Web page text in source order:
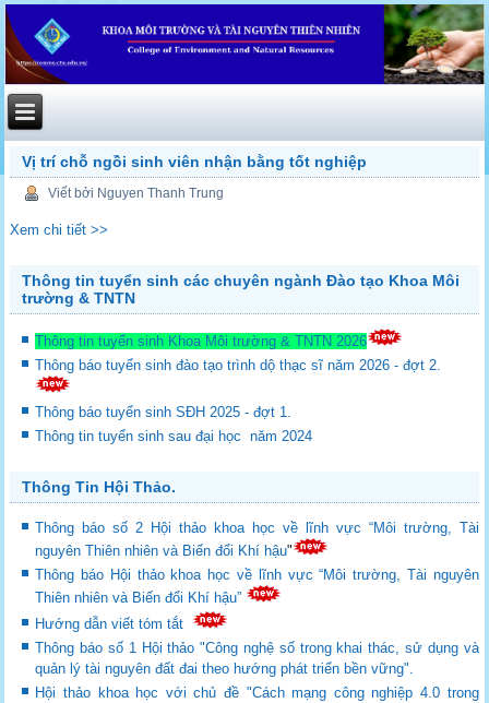
Vị trí chỗ ngồi sinh viên nhận bằng tốt nghiệp
Viết bởi Nguyen Thanh Trung
Xem chi tiết >>
Thông tin tuyển sinh các chuyên ngành Đào tạo Khoa Môi
trường & TNTN
Thông tin tuyển sinh Khoa Môi trường & TNTN 2026
Thông báo tuyển sinh đào tạo trình dộ thạc sĩ năm 2026 - đợt 2.
Thông báo tuyển sinh SĐH 2025 - đợt 1.
Thông tin tuyển sinh sau đại học năm 2024
Thông Tin Hội Thảo.
Thông báo số 2 Hội thảo khoa học về lĩnh vực “Môi trường, Tài
nguyên Thiên nhiên và Biến đổi Khí hậu"
Thông báo Hội thảo khoa học về lĩnh vực “Môi trường, Tài nguyên
Thiên nhiên và Biến đổi Khí hậu”
Hướng dẫn viết tóm tắt
Thông báo số 1 Hội thảo "Công nghệ số trong khai thác, sử dụng và
quản lý tài nguyên đất đai theo hướng phát triển bền vững".
Hội thảo khoa học với chủ đề "Cách mạng công nghiệp 4.0 trong